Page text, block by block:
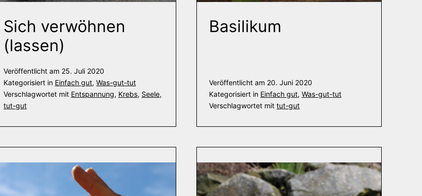
Sich verwöhnen
(lassen)
Veröffentlicht am 25. Juli 2020
Kategorisiert in Einfach gut, Was-gut-tut
Verschlagwortet mit Entspannung, Krebs, Seele,
tut-gut
Basilikum
Veröffentlicht am 20. Juni 2020
Kategorisiert in Einfach gut, Was-gut-tut
Verschlagwortet mit tut-gut